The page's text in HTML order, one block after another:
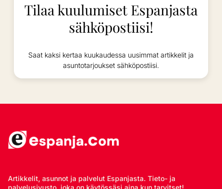
Tilaa kuulumiset Espanjasta
sähköpostiisi!
Saat kaksi kertaa kuukaudessa uusimmat artikkelit ja
asuntotarjoukset sähköpostiisi.
Artikkelit, asunnot ja palvelut Espanjasta. Tieto- ja
palvelusivusto, joka on käytössäsi aina kun tarvitset!